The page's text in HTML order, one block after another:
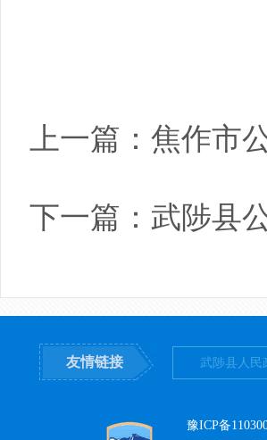
上一篇： 焦作市
下一篇： 武陟县
友情链接 武陟县人民
豫ICP备